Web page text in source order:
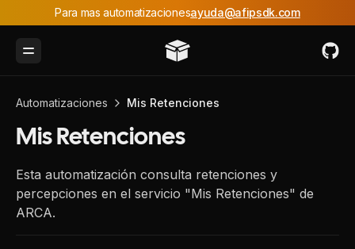
Para mas automatizacionesayuda@afipsdk.com
Toggle Menu
Automatizaciones Mis Retenciones
Mis Retenciones
Esta automatización consulta retenciones y
percepciones en el servicio "Mis Retenciones" de
ARCA.